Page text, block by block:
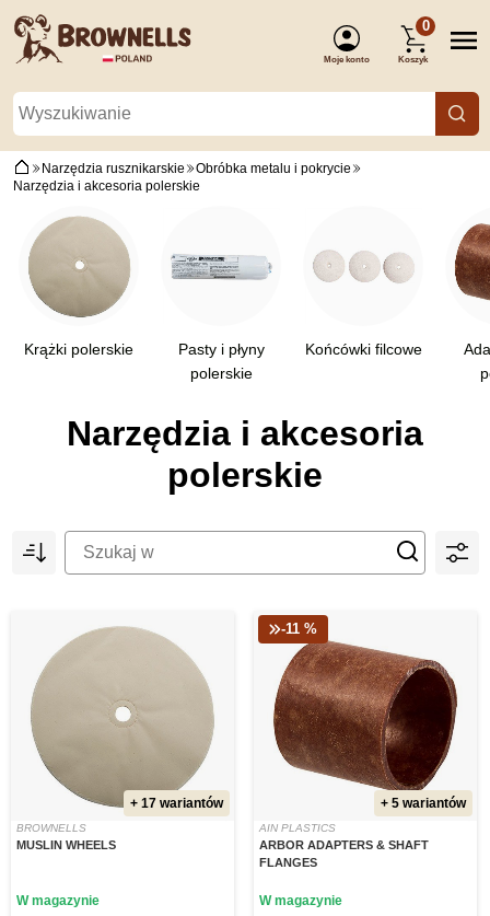
Moje konto
0
Koszyk
Narzędzia rusznikarskie
Obróbka metalu i pokrycie
Narzędzia i akcesoria polerskie
Krążki polerskie
Pasty i płyny
polerskie
Końcówki filcowe
Narzędzia i akcesoria
polerskie
+ 17 wariantów
BROWNELLS
MUSLIN WHEELS
W magazynie
-11 %
+ 5 wariantów
AIN PLASTICS
ARBOR ADAPTERS & SHAFT
FLANGES
W magazynie